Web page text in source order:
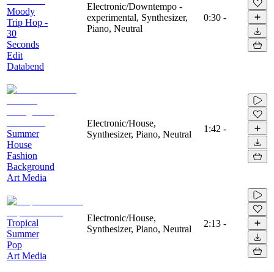
Moody
Trip Hop -
30
Seconds
Edit
Databend
Electronic/Downtempo -
experimental, Synthesizer,
Piano, Neutral
0:30 -
Summer
House
Fashion
Background
Art Media
Electronic/House,
Synthesizer, Piano, Neutral
1:42 -
Tropical
Summer
Pop
Art Media
Electronic/House,
Synthesizer, Piano, Neutral
2:13 -